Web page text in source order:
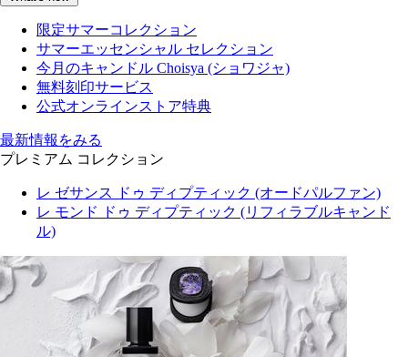
限定サマーコレクション
サマーエッセンシャル セレクション
今月のキャンドル Choisya (ショワジャ)
無料刻印サービス
公式オンラインストア特典
最新情報をみる
プレミアム コレクション
レ ゼサンス ドゥ ディプティック (オードパルファン)
レ モンド ドゥ ディプティック (リフィラブルキャンド
ル)